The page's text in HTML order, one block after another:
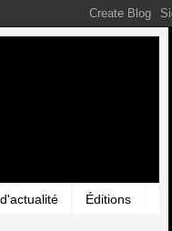
Éditions